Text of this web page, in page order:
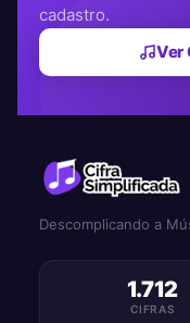
cadastro.
Ver
Descomplicando a
1.712
CIFRAS